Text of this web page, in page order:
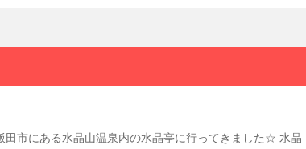
田市にある水晶山温泉内の水晶亭に行ってきました☆ 水晶